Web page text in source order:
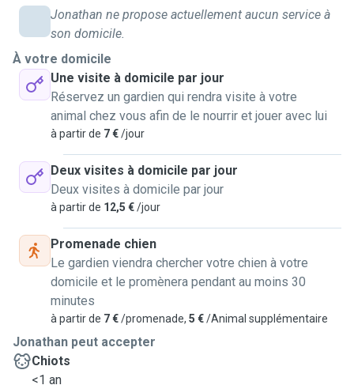
namens Simba! Er ist leider verstorben. Ich vermisse
einfach mit Haustieren im Kontakt zu sein. Ich bin in der
Feuerwehr und hatte schon Fälle mit Katzen in Not also
weiss ich wie man in der Not handelt. Das bedeutet
reanimieren, Insulin geben, bei Erstickung... Ich liebe Tiere
über alles, wenn ich eine Katze draussen sehe muss ich
sie streicheln egal wohin ich gerade gehe. Ich kann mit
den Hunden gassi gehen, bei Euch vorbei gehen und ihnen
essen un zu trinken geben. Wenn ihr wollt, kann ich auch ein
Paar Stunden bleiben so dass ihr Haustier nicht alleine
fühlt. Ich kann auch nachts bei den Tieren bleiben.
Ich kann auch gerne die Pflanzen gießen und das
Briefkasten ausleeren !
-----------------------
Französisch
Mon voisin a un chat nommé Mila et un chiot nommé Maia.
Quand ils partaient en vacances, je m'occupais d'eux. Je
leur ai donné à manger et à boire. Parfois, je séchais Mia à
Jonathan ne propose actuellement aucun service à
son domicile.
À votre domicile
Une visite à domicile par jour
Réservez un gardien qui rendra visite à votre
animal chez vous afin de le nourrir et jouer avec lui
à partir de 7 €/jour
Deux visites à domicile par jour
Deux visites à domicile par jour
à partir de 12,5 €/jour
Promenade chien
Le gardien viendra chercher votre chien à votre
domicile et le promènera pendant au moins 30
minutes
à partir de 7 €/promenade, 5 €/Animal supplémentaire
Jonathan peut accepter
Chiots
<1 an